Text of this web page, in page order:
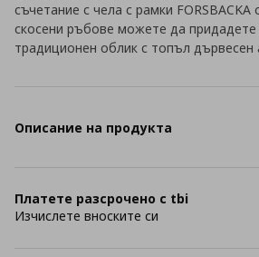
съчетание с чела с рамки
скосени ръбове можете да придадете
традиционен облик с топъл дървесен
Описание на продукта
Платете разсрочено с tbi
Изчислете вноските си